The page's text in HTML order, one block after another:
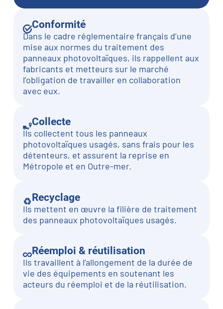
Conformité
Dans le cadre réglementaire français d’une
mise aux normes du traitement des
panneaux photovoltaïques, ils rappellent aux
fabricants et metteurs sur le marché
l’obligation de travailler en collaboration
avec eux.
Collecte
Ils collectent tous les panneaux
photovoltaïques usagés, sans frais pour les
détenteurs, et assurent la reprise en
Métropole et en Outre-mer.
Recyclage
Ils mettent en œuvre la filière de traitement
des panneaux photovoltaïques usagés.
Réemploi & réutilisation
Ils travaillent à l’allongement de la durée de
vie des équipements en soutenant les
acteurs du réemploi et de la réutilisation.